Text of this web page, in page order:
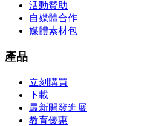
活動贊助
自媒體合作
媒體素材包
產品
立刻購買
下載
最新開發進展
教育優惠